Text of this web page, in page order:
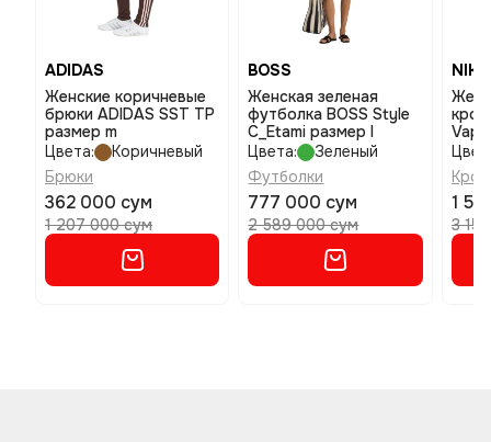
ADIDAS
Женские коричневые
брюки ADIDAS SST TP
размер m
Цвета:
Коричневый
Брюки
362 000 сум
1 207 000 сум
BOSS
Женская зеленая
футболка BOSS Style
C_Etami размер l
Цвета:
Зеленый
Футболки
777 000 сум
2 589 000 сум
NIKE
8
1
3